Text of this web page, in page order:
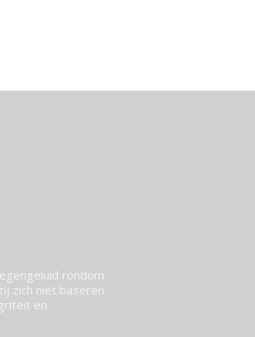
rondom
zich niet baseren
en